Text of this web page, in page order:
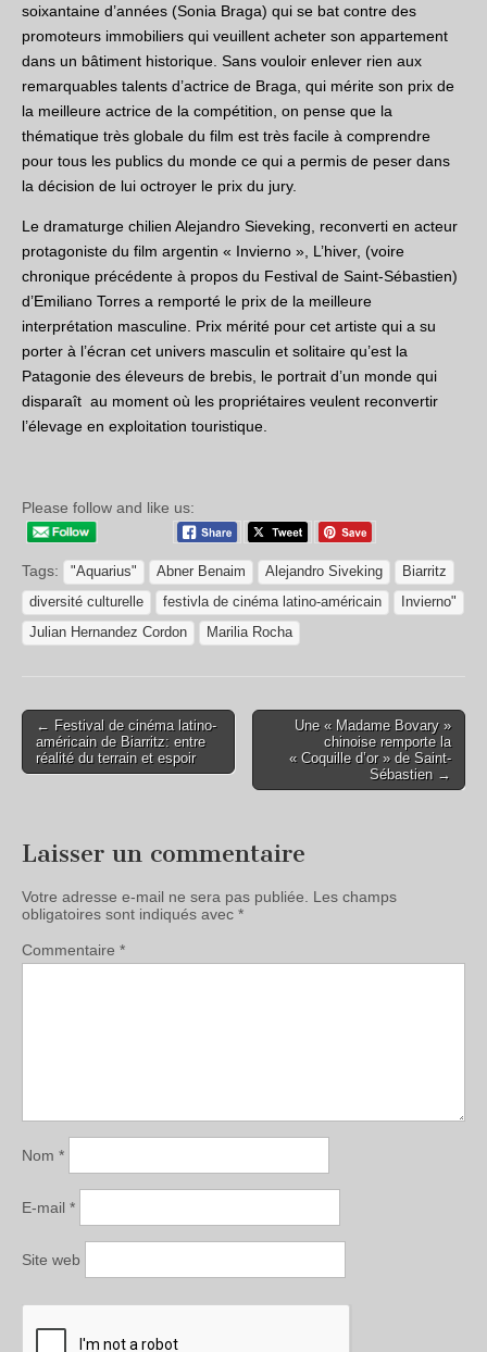
soixantaine d’années (Sonia Braga) qui se bat contre des
promoteurs immobiliers qui veuillent acheter son appartement
dans un bâtiment historique. Sans vouloir enlever rien aux
remarquables talents d’actrice de Braga, qui mérite son prix de
la meilleure actrice de la compétition, on pense que la
thématique très globale du film est très facile à comprendre
pour tous les publics du monde ce qui a permis de peser dans
la décision de lui octroyer le prix du jury.
Le dramaturge chilien Alejandro Sieveking, reconverti en acteur
protagoniste du film argentin « Invierno », L’hiver, (voire
chronique précédente à propos du Festival de Saint-Sébastien)
d’Emiliano Torres a remporté le prix de la meilleure
interprétation masculine. Prix mérité pour cet artiste qui a su
porter à l’écran cet univers masculin et solitaire qu’est la
Patagonie des éleveurs de brebis, le portrait d’un monde qui
disparaît au moment où les propriétaires veulent reconvertir
l’élevage en exploitation touristique.
Please follow and like us:
Tags: "Aquarius" Abner Benaim Alejandro Siveking
Biarritz
diversité culturelle
festivla de cinéma latino-américain
Invierno"
Julian Hernandez Cordon
Marilia Rocha
← Festival de cinéma latino-
américain de Biarritz: entre
réalité du terrain et espoir
Une « Madame Bovary »
chinoise remporte la
« Coquille d’or » de Saint-
Sébastien →
Laisser un commentaire
Votre adresse e-mail ne sera pas publiée.
Les champs
obligatoires sont indiqués avec *
Commentaire *
Nom *
E-mail *
Site web